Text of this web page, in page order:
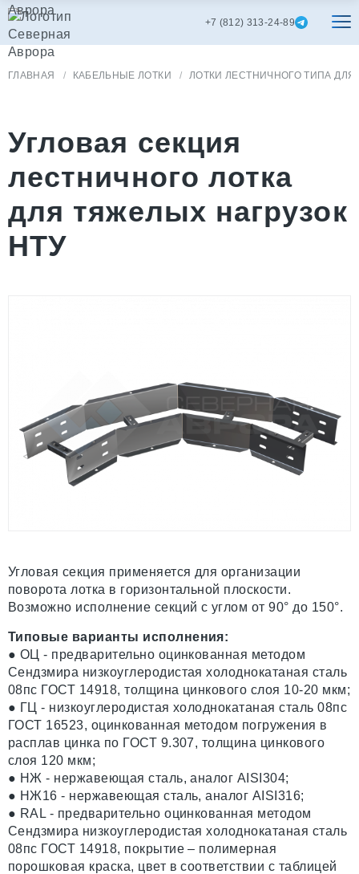
+7 (812) 313-24-89
ГЛАВНАЯ КАБЕЛЬНЫЕ ЛОТКИ ЛОТКИ ЛЕСТНИЧНОГО ТИПА
Угловая секция
лестничного лотка
для тяжелых нагрузок
НТУ
Угловая секция применяется для организации
поворота лотка в горизонтальной плоскости.
Возможно исполнение секций c углом от 90° до 150°.
Типовые варианты исполнения:
● ОЦ - предварительно оцинкованная методом
Сендзмира низкоуглеродистая холоднокатаная сталь
08пс ГОСТ 14918, толщина цинкового слоя 10-20 мкм;
● ГЦ - низкоуглеродистая холоднокатаная сталь 08пс
ГОСТ 16523, оцинкованная методом погружения в
расплав цинка по ГОСТ 9.307, толщина цинкового
слоя 120 мкм;
● НЖ - нержавеющая сталь, аналог AISI304;
● НЖ16 - нержавеющая сталь, аналог AISI316;
● RAL - предварительно оцинкованная методом
Сендзмира низкоуглеродистая холоднокатаная сталь
08пс ГОСТ 14918, покрытие – полимерная
порошковая краска, цвет в соответствии с таблицей